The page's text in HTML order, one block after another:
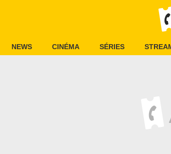
NEWS CINÉMA SÉRIES